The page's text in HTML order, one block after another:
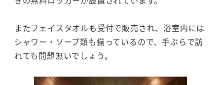
またフェイスタオルも受付で販売され、浴室内には
シャワー・ソープ類も揃っているので、手ぶらで訪
れても問題無いでしょう。